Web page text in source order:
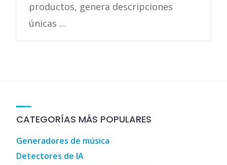
productos, genera descripciones
únicas …
CATEGORÍAS MÁS POPULARES
Generadores de música
Detectores de IA